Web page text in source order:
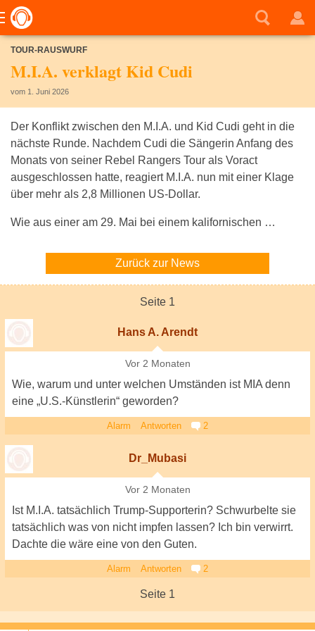
TOUR-RAUSWURF
M.I.A. verklagt Kid Cudi
vom 1. Juni 2026
Der Konflikt zwischen den M.I.A. und Kid Cudi geht in die
nächste Runde. Nachdem Cudi die Sängerin Anfang des
Monats von seiner Rebel Rangers Tour als Voract
ausgeschlossen hatte, reagiert M.I.A. nun mit einer Klage
über mehr als 2,8 Millionen US-Dollar.
Wie aus einer am 29. Mai bei einem kalifornischen …
Zurück zur News
Seite 1
Hans A. Arendt
Vor 2 Monaten
Wie, warum und unter welchen Umständen ist MIA denn
eine „U.S.-Künstlerin“ geworden?
Alarm Antworten 2
Dr_Mubasi
Vor 2 Monaten
Ist M.I.A. tatsächlich Trump-Supporterin? Schwurbelte sie
tatsächlich was von nicht impfen lassen? Ich bin verwirrt.
Dachte die wäre eine von den Guten.
Alarm Antworten 2
Seite 1